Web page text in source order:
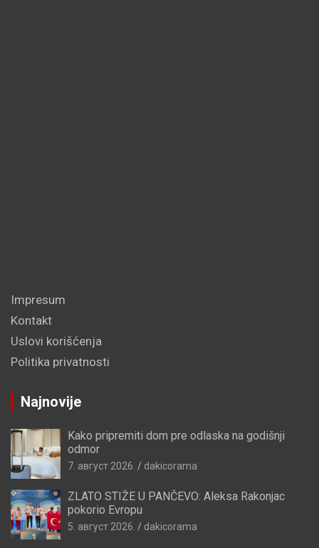
Impresum
Kontakt
Uslovi korišćenja
Politika privatnosti
Najnovije
Kako pripremiti dom pre odlaska na godišnji
odmor
7. август 2026. dakicorama
ZLATO STIŽE U PANČEVO: Aleksa Rakonjac
pokorio Evropu
5. август 2026. dakicorama